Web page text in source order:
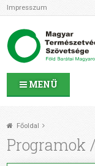
MENÜ
Impresszum
Az MTVSZ-ről
Programok
MTVSZ ügyek és események
Tagszervezetek
Támogatóink
CSATLAKOZZ
Főoldal
Programok